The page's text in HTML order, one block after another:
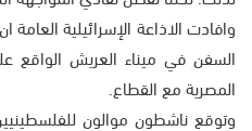
وافادت الاذاعة الإسرائيلية
المصرية مع القطاع.